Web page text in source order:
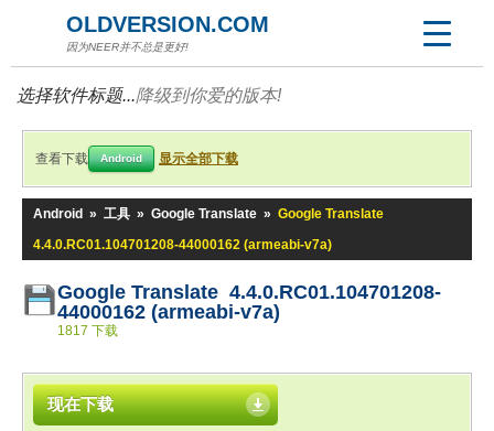
OLDVERSION.COM
因为NEER并不总是更好!
选择软件标题...降级到你爱的版本!
查看下载 Android 显示全部下载
Android » 工具 » Google Translate » Google Translate
4.4.0.RC01.104701208-44000162 (armeabi-v7a)
Google Translate 4.4.0.RC01.104701208-
44000162 (armeabi-v7a)
1817 下载
现在下载